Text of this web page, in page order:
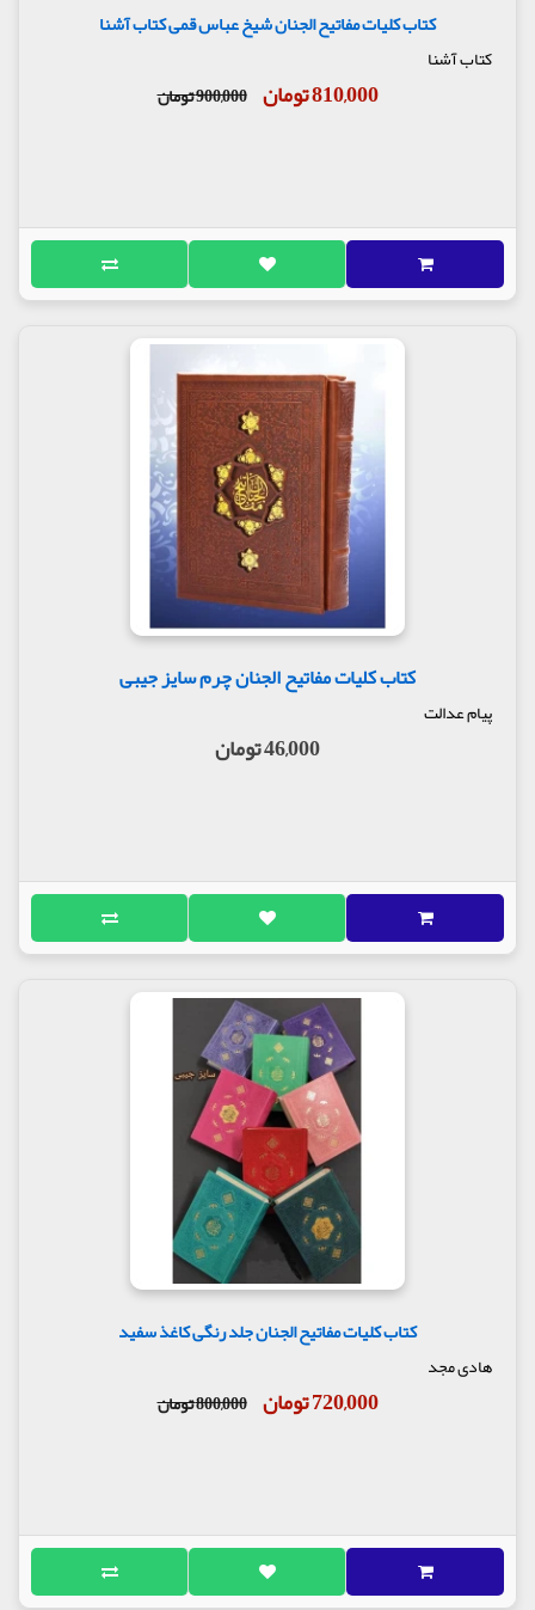
کتاب کلیات مفاتیح الجنان شیخ عباس قمی کتاب آشنا
کتاب آشنا
810,000 تومان 900,000 تومان
کتاب کلیات مفاتیح الجنان چرم سایز جیبی
پیام عدالت
46,000 تومان
کتاب کلیات مفاتیح الجنان جلد رنگی کاغذ سفید
هادی مجد
720,000 تومان 800,000 تومان